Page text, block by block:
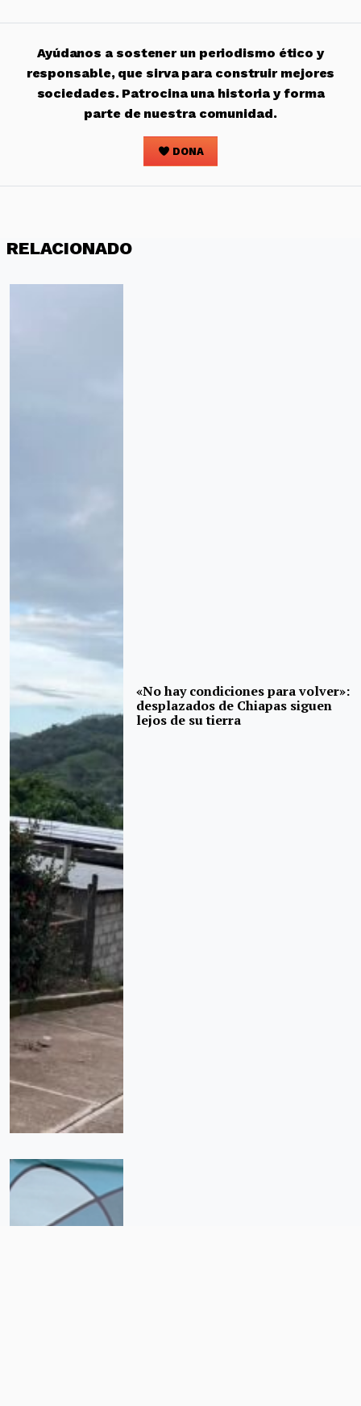
Ayúdanos a sostener un periodismo ético y
responsable, que sirva para construir mejores
sociedades. Patrocina una historia y forma
parte de nuestra comunidad.
DONA
RELACIONADO
«No hay condiciones para volver»:
desplazados de Chiapas siguen
lejos de su tierra